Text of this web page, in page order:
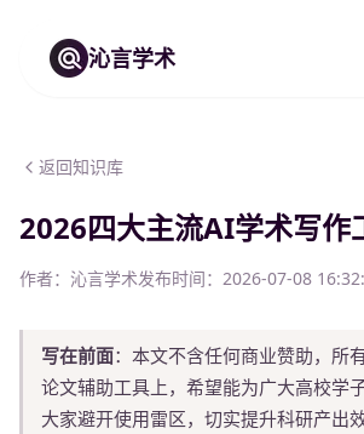
沁言学术
返回知识库
2026四大主流AI学术写作
作者： 沁言学术发布时间： 2026-07-08
写在前面：本文不含任何商业赞助，所
论文辅助工具上，希望能为广大高校学
大家避开使用雷区，切实提升科研产出效